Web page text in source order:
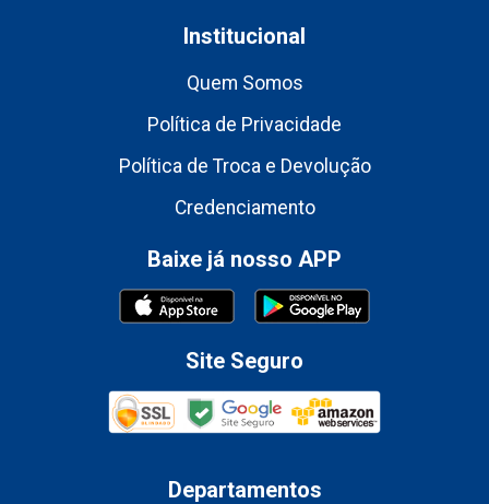
Institucional
Quem Somos
Política de Privacidade
Política de Troca e Devolução
Credenciamento
Baixe já nosso APP
Site Seguro
Departamentos